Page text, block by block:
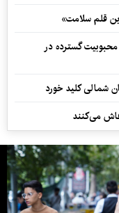
محبوبیت گسترده در
شمالی کلید خورد
می‌کنند